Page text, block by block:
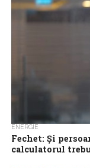
ENERGIE
Fechet: Și
calculatorul